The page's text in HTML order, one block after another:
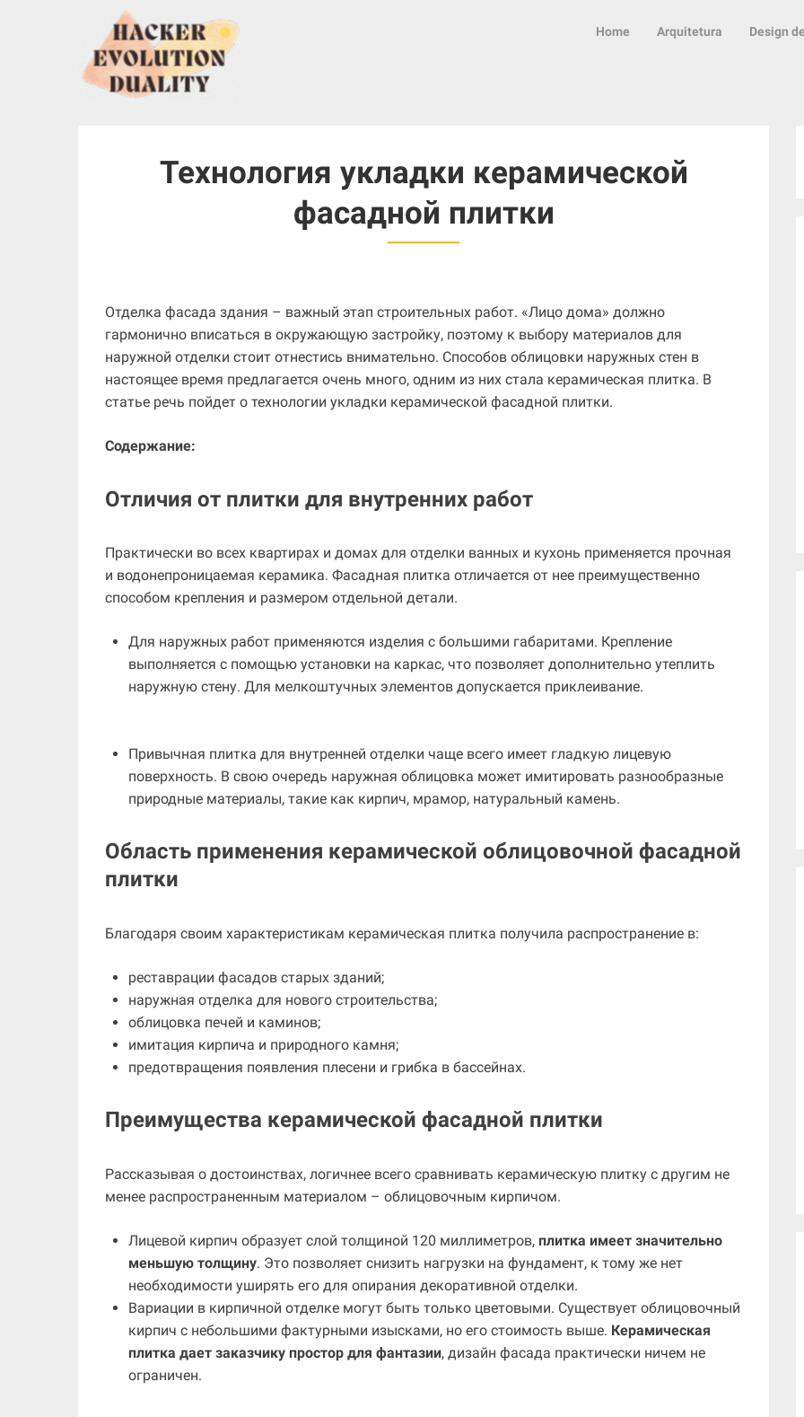
Home Arquitetura Design
Технология укладки керамической
фасадной плитки
Отделка фасада здания – важный этап строительных работ. «Лицо дома» должно
гармонично вписаться в окружающую застройку, поэтому к выбору материалов для
наружной отделки стоит отнестись внимательно. Способов облицовки наружных стен в
настоящее время предлагается очень много, одним из них стала керамическая плитка. В
статье речь пойдет о технологии укладки керамической фасадной плитки.
Содержание:
Отличия от плитки для внутренних работ
Практически во всех квартирах и домах для отделки ванных и кухонь применяется прочная
и водонепроницаемая керамика. Фасадная плитка отличается от нее преимущественно
способом крепления и размером отдельной детали.
Для наружных работ применяются изделия с большими габаритами. Крепление
выполняется с помощью установки на каркас, что позволяет дополнительно утеплить
наружную стену. Для мелкоштучных элементов допускается приклеивание.
Привычная плитка для внутренней отделки чаще всего имеет гладкую лицевую
поверхность. В свою очередь наружная облицовка может имитировать разнообразные
природные материалы, такие как кирпич, мрамор, натуральный камень.
Область применения керамической облицовочной фасадной
плитки
Благодаря своим характеристикам керамическая плитка получила распространение в:
реставрации фасадов старых зданий;
наружная отделка для нового строительства;
облицовка печей и каминов;
имитация кирпича и природного камня;
предотвращения появления плесени и грибка в бассейнах.
Преимущества керамической фасадной плитки
Рассказывая о достоинствах, логичнее всего сравнивать керамическую плитку с другим не
менее распространенным материалом – облицовочным кирпичом.
Лицевой кирпич образует слой толщиной 120 миллиметров, плитка имеет значительно
меньшую толщину. Это позволяет снизить нагрузки на фундамент, к тому же нет
необходимости уширять его для опирания декоративной отделки.
Вариации в кирпичной отделке могут быть только цветовыми. Существует облицовочный
кирпич с небольшими фактурными изысками, но его стоимость выше. Керамическая
плитка дает заказчику простор для фантазии, дизайн фасада практически ничем не
ограничен.